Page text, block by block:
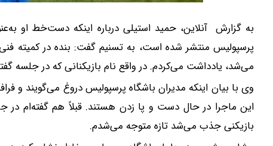
به گزارش آنلاین، حمید استیلی درباره اینکه دست‌خط او
پرسپولیس منتشر شده است، به تسنیم گفت: بنده در کمیته
می‌شد، یادداشت می‌کردم. در واقع نام بازیکنانی که در
وی با بیان اینکه مدیران باشگاه پرسپولیس دروغ می‌گویند و
این ماجرا در حال دست و پا زدن هستند. قبلاً هم گفته‌ام در
بازیکنی جذب می‌شد تازه متوجه می‌شدم.